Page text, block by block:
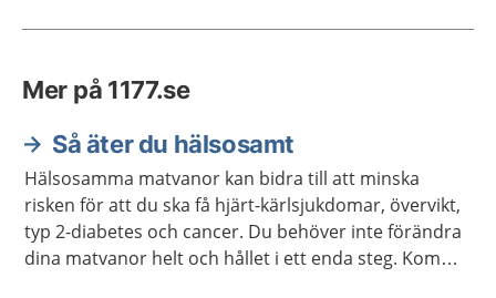
Mer på 1177.se
Så äter du hälsosamt
Hälsosamma matvanor kan bidra till att minska
risken för att du ska få hjärt-kärlsjukdomar, övervikt,
typ 2-diabetes och cancer. Du behöver inte förändra
dina matvanor helt och hållet i ett enda steg. Kom